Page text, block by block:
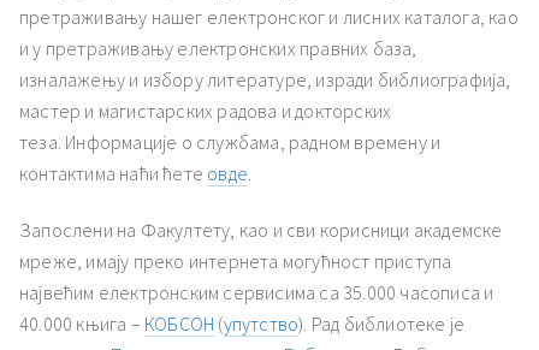
претраживању нашег електронског и лисних каталога, као
и у претраживању електронских правних база,
изналажењу и избору литературе, изради библиографија,
мастер и магистарских радова и докторских
теза. Информације о службама, радном времену и
контактима наћи ћете овде.
Запослени на Факултету, као и сви корисници академске
мреже, имају преко интернета могућност приступа
највећим електронским сервисима са 35.000 часописа и
40.000 књига – КОБСОН (упутство). Рад библиотеке је